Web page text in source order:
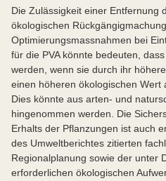
Die Zulässigkeit einer Entfernung
ökologischen
Optimierungsmassnahmen bei
für die PVA könnte bedeuten,
werden, wenn sie durch ihr
einen höheren ökologischen Wert
Dies könnte aus arten- und
hingenommen werden. Die
Erhalts der Pflanzungen ist auch
des Umweltberichtes zitierten
Regionalplanung sowie der unter
erforderlichen ökologischen